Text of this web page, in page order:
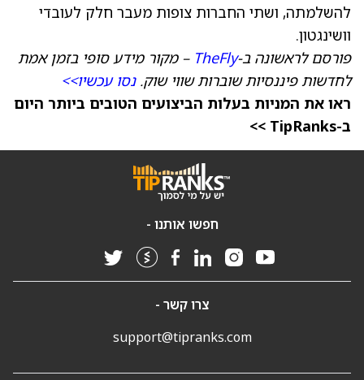
להשלמתה, ושתי החברות צופות מעבר חלק לעובדי
וושינגטון.
פורסם לראשונה ב-TheFly – מקור מידע סופי בזמן אמת
לחדשות פיננסיות שוברות שווי שוק.נסו עכשיו>>
ראו את המניות בעלות הביצועים הטובים ביותר היום
ב-TipRanks >>
חפשו אותנו -
צרו קשר -
support@tipranks.com